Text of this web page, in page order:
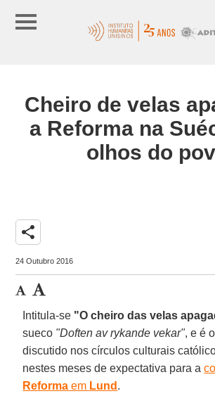
Cheiro de velas
a Reforma na
olhos do
share
24 Outubro 2016
Intitula-se "O cheiro das velas
sueco "Doften av rykande vekar", e é
discutido nos círculos culturais
nestes meses de expectativa para a
Reforma em Lund .